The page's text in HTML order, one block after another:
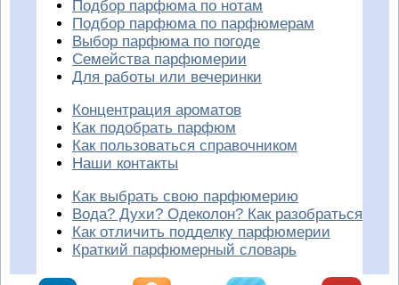
Подбор парфюма по нотам
Подбор парфюма по парфюмерам
Выбор парфюма по погоде
Семейства парфюмерии
Для работы или вечеринки
Концентрация ароматов
Как подобрать парфюм
Как пользоваться справочником
Наши контакты
Как выбрать свою парфюмерию
Вода? Духи? Одеколон? Как разобраться
Как отличить подделку парфюмерии
Краткий парфюмерный словарь